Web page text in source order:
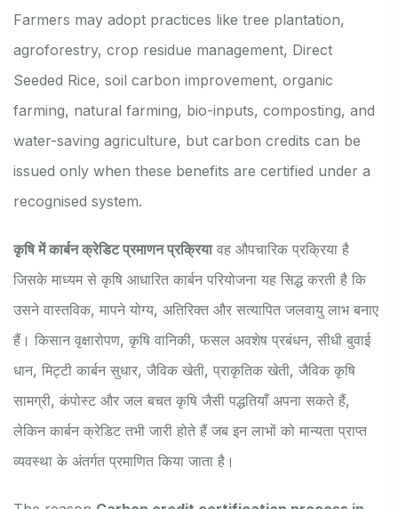
Farmers may adopt practices like tree plantation,
agroforestry, crop residue management, Direct
Seeded Rice, soil carbon improvement, organic
farming, natural farming, bio-inputs, composting, and
water-saving agriculture, but carbon credits can be
issued only when these benefits are certified under a
recognised system.
कृषि में कार्बन क्रेडिट प्रमाणन प्रक्रियावह औपचारिक प्रक्रिया है
जिसके माध्यम से कृषि आधारित कार्बन परियोजना यह सिद्ध करती है कि
उसने वास्तविक, मापने योग्य, अतिरिक्त और सत्यापित जलवायु लाभ बनाए
हैं। किसान वृक्षारोपण, कृषि वानिकी, फसल अवशेष प्रबंधन, सीधी बुवाई
धान, मिट्टी कार्बन सुधार, जैविक खेती, प्राकृतिक खेती, जैविक कृषि
सामग्री, कंपोस्ट और जल बचत कृषि जैसी पद्धतियाँ अपना सकते हैं,
लेकिन कार्बन क्रेडिट तभी जारी होते हैं जब इन लाभों को मान्यता प्राप्त
व्यवस्था के अंतर्गत प्रमाणित किया जाता है।